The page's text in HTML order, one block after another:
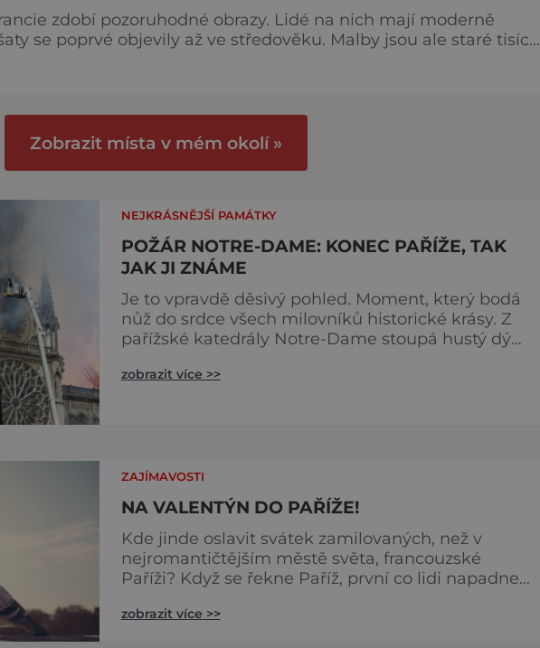
zdobí pozoruhodné obrazy. Lidé na nich mají moderně
se poprvé objevily až ve středověku. Malby jsou ale staré tisíce
objev. Foto: pinterest.
Zobrazit místa v mém okolí »
NEJKRÁSNĚJŠÍ PAMÁTKY
POŽÁR NOTRE-DAME: KONEC PAŘÍŽE, TAK
JAK JI ZNÁME
Je to vpravdě děsivý pohled. Moment, který bodá
nůž do srdce všech milovníků historické krásy. Z
pařížské katedrály Notre-Dame stoupá hustý dým,
střešních krovech. A co teprve, když se do médií
zobrazit více >>
ZAJÍMAVOSTI
NA VALENTÝN DO PAŘÍŽE!
Kde jinde oslavit svátek zamilovaných, než v
nejromantičtějším městě světa, francouzské
Paříži? Když se řekne Paříž, první co lidi napadne
bohaté historii si vysloužila mnoho jmen, ale každý
zobrazit více >>